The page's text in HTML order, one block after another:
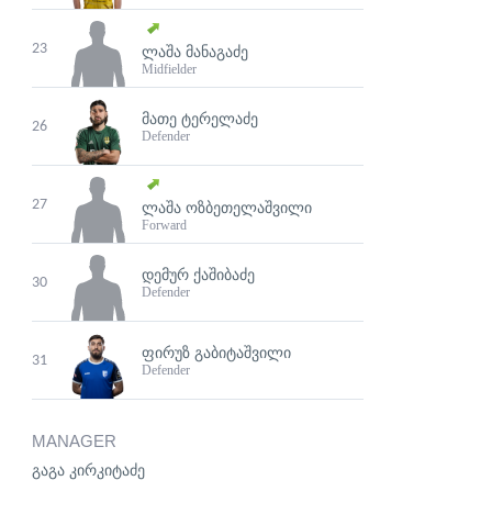
23 ᲚᲐᲨᲐ ᲛᲐᲜᲐᲒᲐᲫᲔ
Midfielder
26 ᲛᲐᲗᲔ ᲢᲔᲠᲔᲚᲐᲫᲔ
Defender
27 ᲚᲐᲨᲐ ᲝᲖᲑᲔᲗᲔᲚᲐᲨᲕᲘᲚᲘ
Forward
30 ᲓᲔᲛᲣᲠ ᲥᲐᲨᲘᲑᲐᲫᲔ
Defender
31 ᲤᲘᲠᲣᲖ ᲒᲐᲑᲘᲢᲐᲨᲕᲘᲚᲘ
Defender
MANAGER
გაგა კირკიტაძე